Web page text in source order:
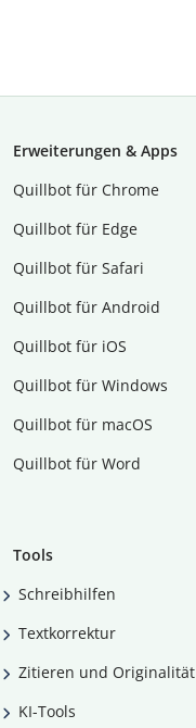
Erweiterungen & Apps
Quillbot für Chrome
Quillbot für Edge
Quillbot für Safari
Quillbot für Android
Quillbot für iOS
Quillbot für Windows
Quillbot für macOS
Quillbot für Word
Tools
Schreibhilfen
Textkorrektur
Zitieren und Originalität
KI-Tools